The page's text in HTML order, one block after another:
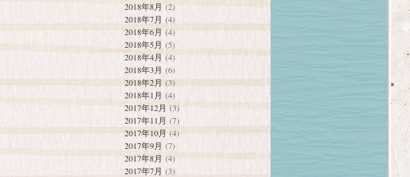
2018年8月 (2)
2018年7月 (4)
2018年6月 (4)
2018年5月 (5)
2018年4月(4)
2018年3月 (6)
2018年2月 (3)
2018年1月 (4)
2017年12月 (3)
2017年11月 (7)
2017年10月 (4)
2017年9月 (7)
2017年8月 (4)
2017年7月 (3)